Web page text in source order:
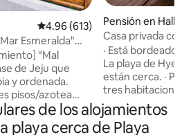
Calificación promedio: 4.96 de
4.96 (613)
Esmeralda"
azotea, casa
"Mal
de Jeju que
y ordenada.
pisos/azotea
a 3 minutos a
La vista de
Pensión en Hallim
Casa privada
playa
· Está bordeado
La playa de
están cerca. ·
tres habitaciones. Número de
huéspedes ·
(inclusive). Instalación principal · Terraza:
mini piscina con
de los alojamientos
playa cerca de Playa